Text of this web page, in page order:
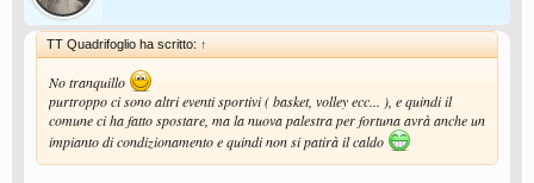
TT Quadrifoglio ha scritto: ↑
No tranquillo
purtroppo ci sono altri eventi sportivi ( basket, volley ecc... ), e quindi il
comune ci ha fatto spostare, ma la nuova palestra per fortuna avrà anche un
impianto di condizionamento e quindi non si patirà il caldo